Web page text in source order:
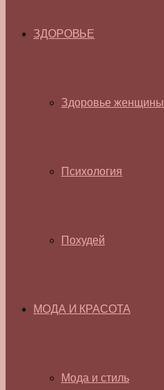
ЗДОРОВЬЕ
Здоровье женщины
Психология
Похудей
МОДА И КРАСОТА
Мода и стиль